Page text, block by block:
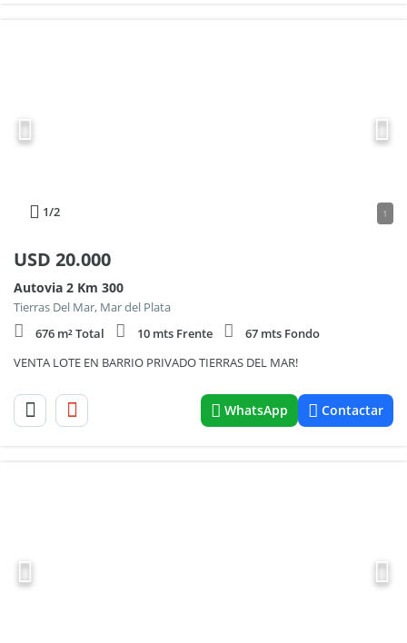
1/2 1
USD 20.000
Autovia 2 Km 300
Tierras Del Mar, Mar del Plata
676 m² Total
10 mts Frente
67 mts Fondo
VENTA LOTE EN BARRIO PRIVADO TIERRAS DEL MAR!
WhatsApp Contactar